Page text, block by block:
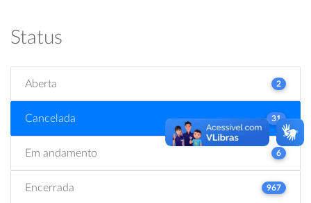
Status
Aberta 2
Cancelada 31
Em andamento 6
Encerrada 967